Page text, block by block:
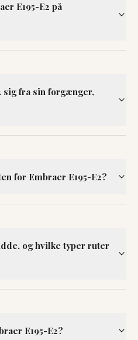
E195-E2 på
sig fra sin forgænger,
for Embraer E195-E2?
og hvilke typer ruter
E195-E2?